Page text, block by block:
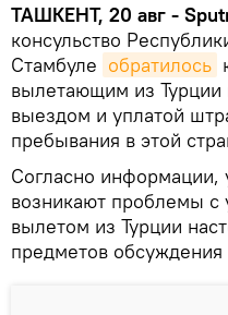
ТАШКЕНТ, 20 авг -
консульство
Стамбуле обратилось
вылетающим из
выездом и уплатой
пребывания в этой
Согласно информации,
возникают проблемы с
вылетом из Турции
предметов обсуждения